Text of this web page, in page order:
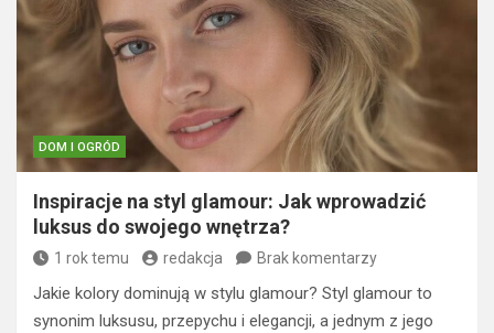
DOM I OGRÓD
Inspiracje na styl glamour: Jak wprowadzić
luksus do swojego wnętrza?
1 rok temu redakcja Brak komentarzy
Jakie kolory dominują w stylu glamour? Styl glamour to
synonim luksusu, przepychu i elegancji, a jednym z jego